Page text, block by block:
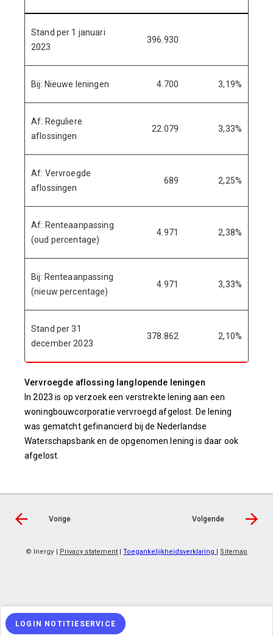
Stand per 1 januari
2023
396.930
Bij: Nieuwe leningen 4.700 3,19%
Af: Reguliere
aflossingen
22.079 3,33%
Af: Vervroegde
aflossingen
689 2,25%
Af: Renteaanpassing
(oud percentage)
4.971 2,38%
Bij: Renteaanpassing
(nieuw percentage)
4.971 3,33%
Stand per 31
december 2023
378.862 2,10%
Vervroegde aflossing langlopende leningen
In 2023 is op verzoek een verstrekte lening aan een
woningbouwcorporatie vervroegd afgelost. De lening
was gematcht gefinancierd bij de Nederlandse
Waterschapsbank en de opgenomen lening is daar ook
afgelost.
Vorige Volgende
© Inergy | Privacy statement |Toegankelijkheidsverklaring | Sitemap
LOGIN NOTITIESERVICE